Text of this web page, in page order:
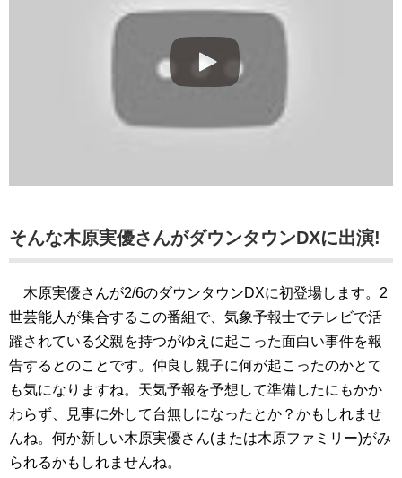
そんな木原実優さんがダウンタウンDXに出演!
木原実優さんが2/6のダウンタウンDXに初登場します。2
世芸能人が集合するこの番組で、気象予報士でテレビで活
躍されている父親を持つがゆえに起こった面白い事件を報
告するとのことです。仲良し親子に何が起こったのかとて
も気になりますね。天気予報を予想して準備したにもかか
わらず、見事に外して台無しになったとか？かもしれませ
んね。何か新しい木原実優さん(または木原ファミリー)がみ
られるかもしれませんね。